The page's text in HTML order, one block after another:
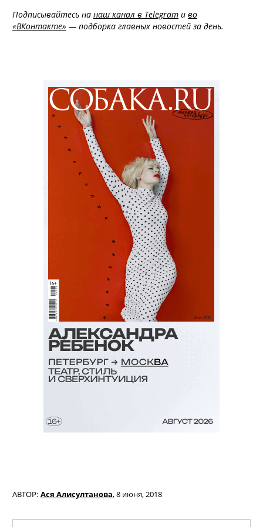
Подписывайтесь на наш канал в Telegram и во
«ВКонтакте» — подборка главных новостей за день.
АВТОР: Ася Алисултанова,8 июня, 2018